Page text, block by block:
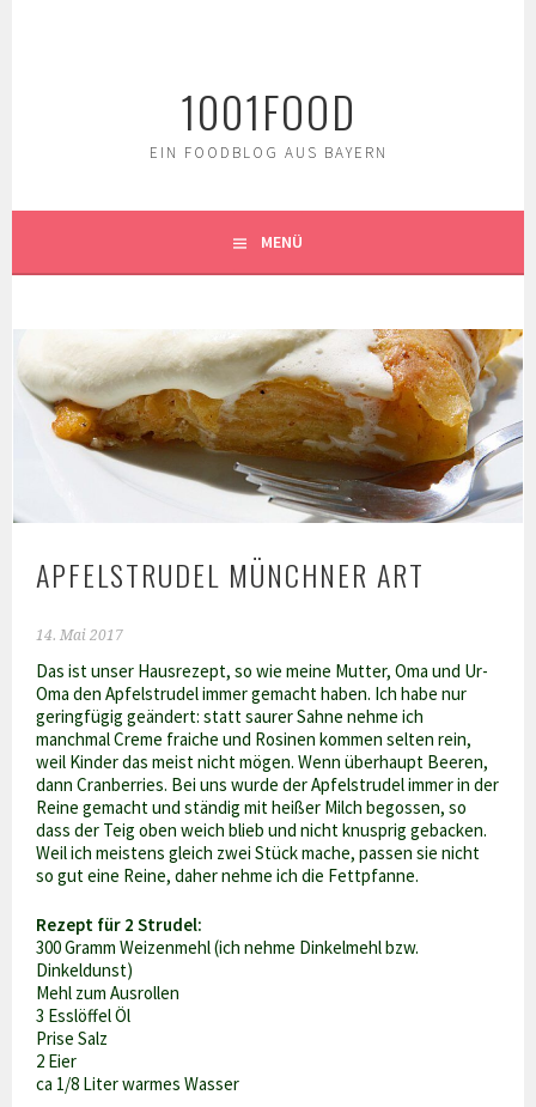
1001FOOD
EIN FOODBLOG AUS BAYERN
MENÜ
APFELSTRUDEL MÜNCHNER ART
14. Mai 2017
Das ist unser Hausrezept, so wie meine Mutter, Oma und Ur-
Oma den Apfelstrudel immer gemacht haben. Ich habe nur
geringfügig geändert: statt saurer Sahne nehme ich
manchmal Creme fraiche und Rosinen kommen selten rein,
weil Kinder das meist nicht mögen. Wenn überhaupt Beeren,
dann Cranberries. Bei uns wurde der Apfelstrudel immer in der
Reine gemacht und ständig mit heißer Milch begossen, so
dass der Teig oben weich blieb und nicht knusprig gebacken.
Weil ich meistens gleich zwei Stück mache, passen sie nicht
so gut eine Reine, daher nehme ich die Fettpfanne.
Rezept für 2 Strudel:
300 Gramm Weizenmehl (ich nehme Dinkelmehl bzw.
Dinkeldunst)
Mehl zum Ausrollen
3 Esslöffel Öl
Prise Salz
2 Eier
ca 1/8 Liter warmes Wasser